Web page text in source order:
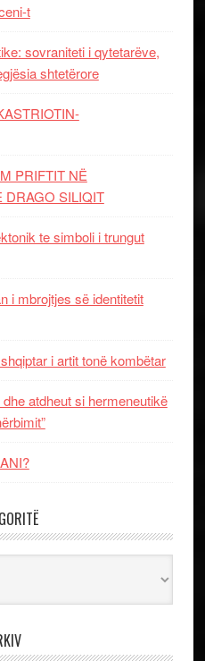
t
sovraniteti i qytetarëve,
shtetërore
PRIFTIT NË
DRAGO SILIQIT
te simboli i trungut
i mbrojtjes së identitetit
i artit tonë kombëtar
atdheut si hermeneutikë